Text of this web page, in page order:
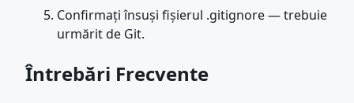
Confirmați însuși fișierul .gitignore — trebuie
urmărit de Git.
Întrebări Frecvente